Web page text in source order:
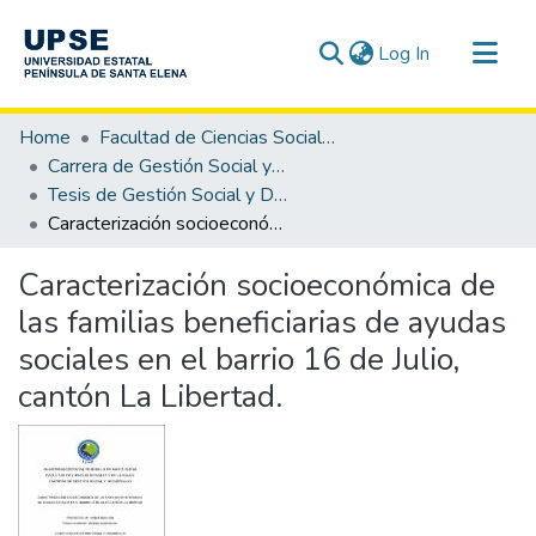
Log In (current)
Communities & Collections
All of DSpace
Statistics
Home
Facultad de Ciencias Sociales y de la Salud
Carrera de Gestión Social y Desarrollo
Tesis de Gestión Social y Desarrollo
Caracterización socioeconómica de las familias beneficiarias de ayudas sociales en el barrio 16 de Julio, cantón La Libertad.
Caracterización socioeconómica de
las familias beneficiarias de ayudas
sociales en el barrio 16 de Julio,
cantón La Libertad.